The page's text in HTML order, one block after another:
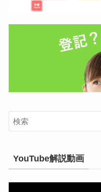
YouTube解説動画